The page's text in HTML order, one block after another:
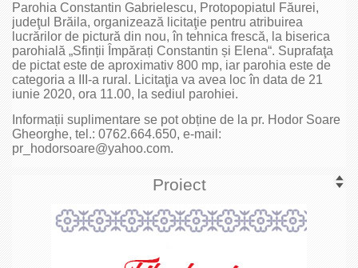
Parohia Constantin Gabrielescu, Protopopiatul Făurei,
judeţul Brăila, organizează licitaţie pentru atribuirea
lucrărilor de pictură din nou, în tehnica frescă, la biserica
parohială „Sfinții Împărați Constantin și Elena“. Suprafaţa
de pictat este de aproximativ 800 mp, iar parohia este de
categoria a III-a rural. Licitaţia va avea loc în data de 21
iunie 2020, ora 11.00, la sediul parohiei.
Informații suplimentare se pot obține de la pr. Hodor Soare
Gheorghe, tel.: 0762.664.650, e-mail:
pr_hodorsoare@yahoo.com.
Proiect